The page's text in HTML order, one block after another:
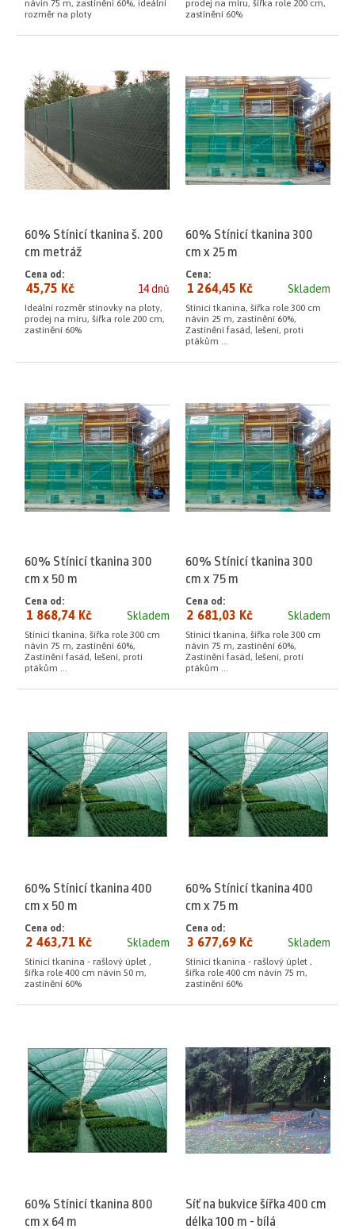
návin 75 m, zastínění 60%, ideální
rozměr na ploty
prodej na míru, šířka role 200 cm,
zastínění 60%
60% Stínicí tkanina š. 200
cm metráž
14 dnů
Cena od:
45,75 Kč
Ideální rozměr stínovky na ploty,
prodej na míru, šířka role 200 cm,
zastínění 60%
60% Stínicí tkanina 300
cm x 25 m
Skladem
Cena:
1 264,45 Kč
Stínicí tkanina, šířka role 300 cm
návin 25 m, zastínění 60%,
Zastínění fasád, lešení, proti
ptákům ...
60% Stínicí tkanina 300
cm x 50 m
Skladem
Cena od:
1 868,74 Kč
Stínicí tkanina, šířka role 300 cm
návin 75 m, zastínění 60%,
Zastínění fasád, lešení, proti
ptákům ...
60% Stínicí tkanina 300
cm x 75 m
Skladem
Cena od:
2 681,03 Kč
Stínicí tkanina, šířka role 300 cm
návin 75 m, zastínění 60%,
Zastínění fasád, lešení, proti
ptákům ...
60% Stínicí tkanina 400
cm x 50 m
Skladem
Cena od:
2 463,71 Kč
Stínicí tkanina - rašlový úplet ,
šířka role 400 cm návin 50 m,
zastínění 60%
60% Stínicí tkanina 400
cm x 75 m
Skladem
Cena od:
3 677,69 Kč
Stínicí tkanina - rašlový úplet ,
šířka role 400 cm návin 75 m,
zastínění 60%
60% Stínicí tkanina 800
cm x 64 m
Síť na bukvice šířka 400 cm
délka 100 m - bílá